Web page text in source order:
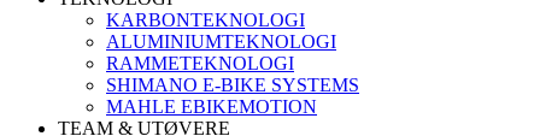
KARBONTEKNOLOGI
ALUMINIUMTEKNOLOGI
RAMMETEKNOLOGI
SHIMANO E-BIKE SYSTEMS
MAHLE EBIKEMOTION
TEAM & UTØVERE